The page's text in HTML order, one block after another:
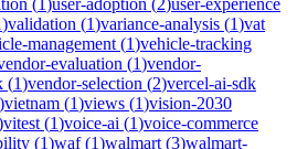
)validation (1)variance-analysis (1)vat
management (1)vehicle-tracking
evaluation (1)vendor-
(1)vendor-selection (2)vercel-ai-sdk
)vietnam (1)views (1)vision-2030
vitest (1)voice-ai (1)voice-commerce
(1)waf(1)walmart (3)walmart-